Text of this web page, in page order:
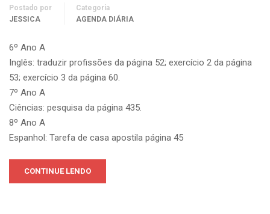
Postado por
JESSICA
Categoria
AGENDA DIÁRIA
6º Ano A
Inglês: traduzir profissões da página 52; exercício 2 da página
53; exercício 3 da página 60.
7º Ano A
Ciências: pesquisa da página 435.
8º Ano A
Espanhol: Tarefa de casa apostila página 45
CONTINUE LENDO